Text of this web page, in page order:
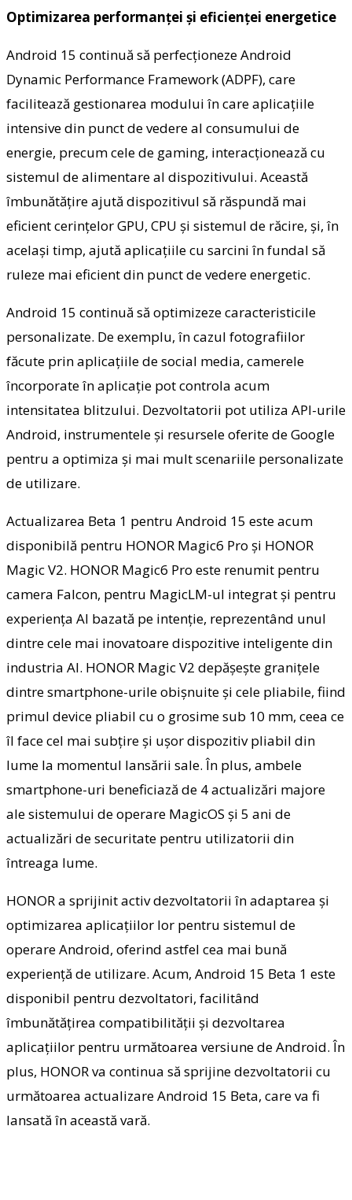
Optimizarea performanței și eficienței energetice
Android 15 continuă să perfecționeze Android
Dynamic Performance Framework (ADPF), care
facilitează gestionarea modului în care aplicațiile
intensive din punct de vedere al consumului de
energie, precum cele de gaming, interacționează cu
sistemul de alimentare al dispozitivului. Această
îmbunătățire ajută dispozitivul să răspundă mai
eficient cerințelor GPU, CPU și sistemul de răcire, și, în
același timp, ajută aplicațiile cu sarcini în fundal să
ruleze mai eficient din punct de vedere energetic.
Android 15 continuă să optimizeze caracteristicile
personalizate. De exemplu, în cazul fotografiilor
făcute prin aplicațiile de social media, camerele
încorporate în aplicație pot controla acum
intensitatea blitzului. Dezvoltatorii pot utiliza API-urile
Android, instrumentele și resursele oferite de Google
pentru a optimiza și mai mult scenariile personalizate
de utilizare.
Actualizarea Beta 1 pentru Android 15 este acum
disponibilă pentru HONOR Magic6 Pro și HONOR
Magic V2. HONOR Magic6 Pro este renumit pentru
camera Falcon, pentru MagicLM-ul integrat și pentru
experiența AI bazată pe intenție, reprezentând unul
dintre cele mai inovatoare dispozitive inteligente din
industria AI. HONOR Magic V2 depășește granițele
dintre smartphone-urile obișnuite și cele pliabile, fiind
primul device pliabil cu o grosime sub 10 mm, ceea ce
îl face cel mai subțire și ușor dispozitiv pliabil din
lume la momentul lansării sale. În plus, ambele
smartphone-uri beneficiază de 4 actualizări majore
ale sistemului de operare MagicOS și 5 ani de
actualizări de securitate pentru utilizatorii din
întreaga lume.
HONOR a sprijinit activ dezvoltatorii în adaptarea și
optimizarea aplicațiilor lor pentru sistemul de
operare Android, oferind astfel cea mai bună
experiență de utilizare. Acum, Android 15 Beta 1 este
disponibil pentru dezvoltatori, facilitând
îmbunătățirea compatibilității și dezvoltarea
aplicațiilor pentru următoarea versiune de Android. În
plus, HONOR va continua să sprijine dezvoltatorii cu
următoarea actualizare Android 15 Beta, care va fi
lansată în această vară.